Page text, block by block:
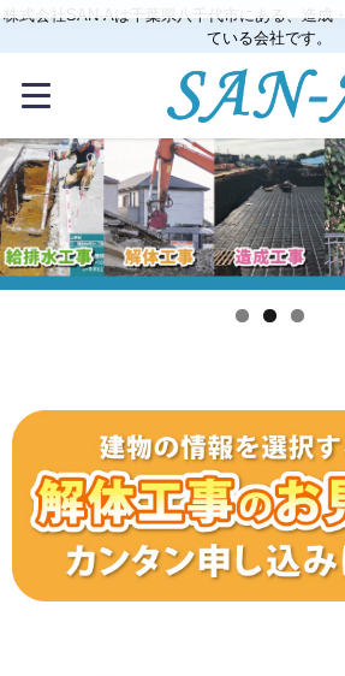
株式会社SAN-Aは千葉県八千代市にある、造成
ている会社です。